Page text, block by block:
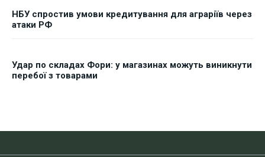
НБУ спростив умови кредитування для аграріїв через
атаки РФ
Удар по складах Фори: у магазинах можуть виникнути
перебої з товарами